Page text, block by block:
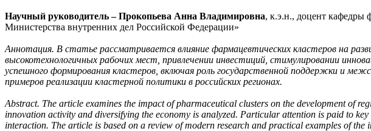
Научный руководитель – Прокопьева Анна Владимировна, к.э.н., доцент
Министерства внутренних дел Российской Федерации»
Аннотация. В статье рассматривается влияние фармацевтических кластеров на
высокотехнологичных рабочих мест, привлечении инвестиций, стимулировании
успешного формирования кластеров, включая роль государственной поддержки и
примеров реализации кластерной политики в российских регионах.
Abstract. The article examines the impact of pharmaceutical clusters on the development of
innovation activity and diversifying the economy is analyzed. Particular attention is paid to
interaction. The article is based on a review of modern research and practical examples of